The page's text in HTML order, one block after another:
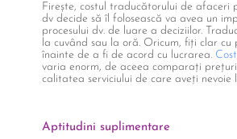
Firește, costul traducătorului de afaceri
dv decide să îl folosească va avea un
procesului dv. de luare a deciziilor.
la cuvând sau la oră. Oricum, fiți clar cu
înainte de a fi de acord cu lucrarea.
varia enorm, de aceea comparați
calitatea serviciului de care aveți nevoie
Aptitudini suplimentare